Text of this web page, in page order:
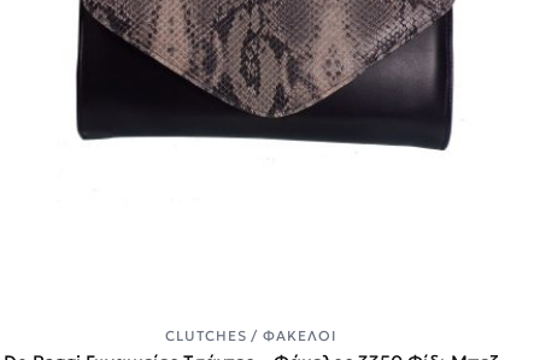
CLUTCHES / ΦΆΚΕΛΟΙ